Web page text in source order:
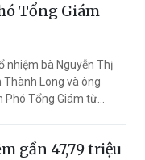
nhất trong nhóm
Tổng Giám
nhiệm bà Nguyễn Thị
Thành Long và ông
Phó Tổng Giám từ
gần 47,79 triệu